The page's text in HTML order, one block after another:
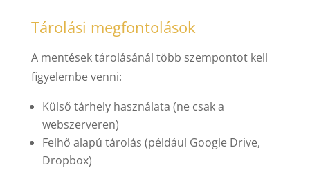
Tárolási megfontolások
A mentések tárolásánál több szempontot kell
figyelembe venni:
Külső tárhely használata (ne csak a
webszerveren)
Felhő alapú tárolás (például Google Drive,
Dropbox)